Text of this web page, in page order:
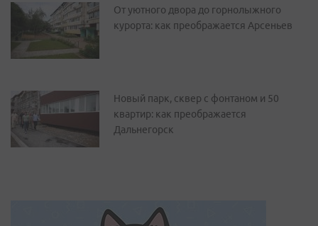
От уютного двора до горнолыжного
курорта: как преображается Арсеньев
Новый парк, сквер с фонтаном и 50
квартир: как преображается
Дальнегорск